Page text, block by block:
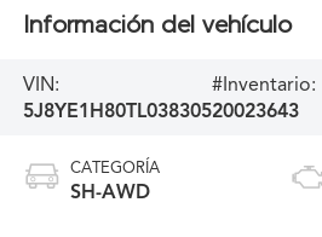
Información del vehículo
VIN:
5J8YE1H80TL038305
#Inventario:
20023643
CATEGORÍA
SH-AWD